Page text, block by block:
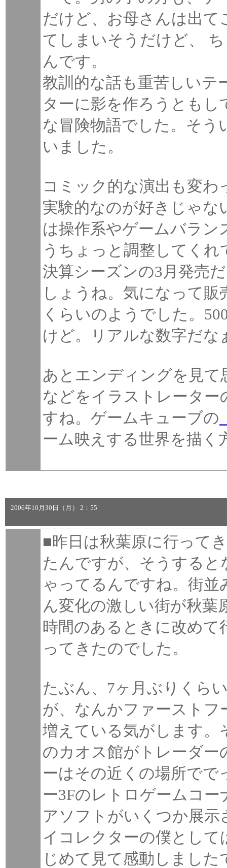
だけど、お母さんは出
てしまいそうだけど、
んです。
教訓的な話も重苦しいテ
ターに影を作ろうとも
な冒険物語でした。そう
いました。
コミック的な演出も変
実験的なのが好きじゃ
は操作系やゲームバラン
うちょっと調整してく
決算シーズンの3月発売
しょうね。気になって販
くらいのようでした。
けど。リアルな数字だな
あとエンディングを見
などをイラストレータ
すね。ゲームキューブの
ーム映えする世界を描く
2006年10月30日（月） 2：55
■昨日は秋葉原に行って
たんですが、そうする
ゃってるんですね。街
ん変化の激しい街が秋
時間のあるときに改め
ってきたのでした。
たぶん、7ヶ月ぶりくら
が、なんかファーストフ
増えている気がします
のカオス館がトレーダ
ーはその近くの場所で
ー3Fのレトロゲームコ
アソフトがいくつか展
イコレクターの僕とし
じめて見て感動しまし